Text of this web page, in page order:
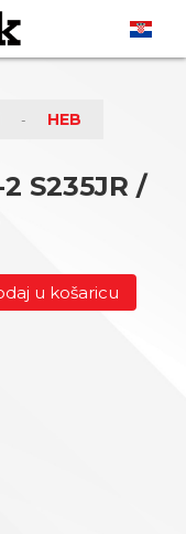
HEB
S235JR /
u košaricu